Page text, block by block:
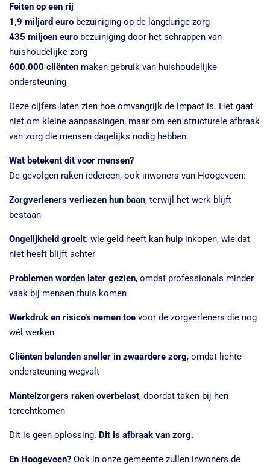
Feiten op een rij
1,9 miljard euro bezuiniging op de langdurige zorg
435 miljoen euro bezuiniging door het schrappen van
huishoudelijke zorg
600.000 cliënten maken gebruik van huishoudelijke
ondersteuning
Deze cijfers laten zien hoe omvangrijk de impact is. Het gaat
niet om kleine aanpassingen, maar om een structurele afbraak
van zorg die mensen dagelijks nodig hebben.
Wat betekent dit voor mensen?
De gevolgen raken iedereen, ook inwoners van Hoogeveen:
Zorgverleners verliezen hun baan, terwijl het werk blijft
bestaan
Ongelijkheid groeit: wie geld heeft kan hulp inkopen, wie dat
niet heeft blijft achter
Problemen worden later gezien, omdat professionals minder
vaak bij mensen thuis komen
Werkdruk en risico’s nemen toe voor de zorgverleners die nog
wél werken
Cliënten belanden sneller in zwaardere zorg, omdat lichte
ondersteuning wegvalt
Mantelzorgers raken overbelast, doordat taken bij hen
terechtkomen
Dit is geen oplossing. Dit is afbraak van zorg.
En Hoogeveen? Ook in onze gemeente zullen inwoners de